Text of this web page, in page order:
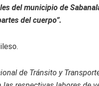
del municipio de
del cuerpo”.
de Tránsito y